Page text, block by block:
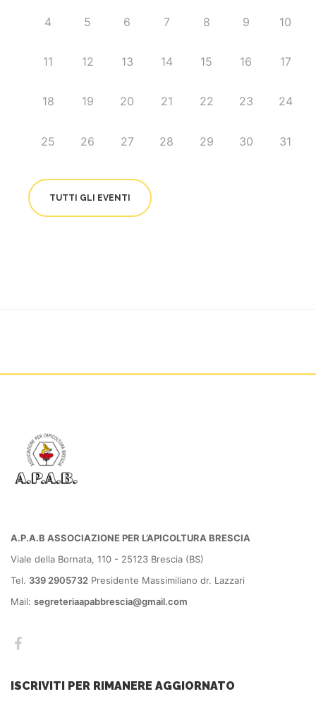
4 5 6 7 8 9 10
11 12 13 14 15 16 17
18 19 20 21 22 23 24
25 26 27 28 29 30 31
TUTTI GLI EVENTI
A.P.A.B ASSOCIAZIONE PER L’APICOLTURA BRESCIA
Viale della Bornata, 110 - 25123 Brescia (BS)
Tel. 339 2905732 Presidente Massimiliano dr. Lazzari
Mail: segreteriaapabbrescia@gmail.com
ISCRIVITI PER RIMANERE AGGIORNATO